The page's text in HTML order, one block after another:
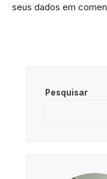
seus dados em
Pesquisar